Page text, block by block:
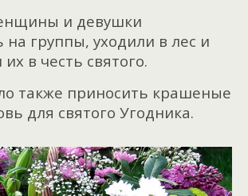
и девушки
на группы, уходили в лес и
в честь святого.
также приносить крашеные
для святого Угодника.